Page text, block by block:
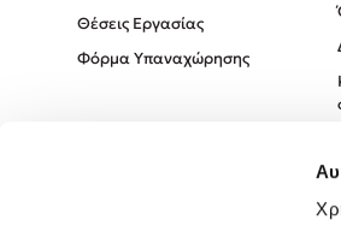
Θέσεις Εργασίας
Φόρμα Υπαναχώρησης